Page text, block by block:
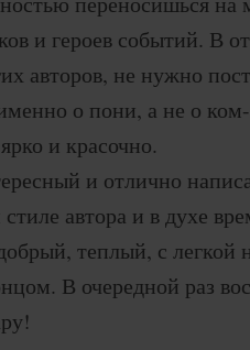
и героев событий. В
авторов, не нужно
о пони, а не о
и красочно.
и отлично
автора и в духе
теплый, с легкой
В очередной раз